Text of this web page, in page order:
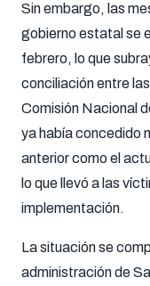
Sin embargo, las
gobierno estatal se
febrero, lo que
conciliación entre
Comisión Nacional
ya había concedido
anterior como el
lo que llevó a las
implementación.
La situación se
administración de